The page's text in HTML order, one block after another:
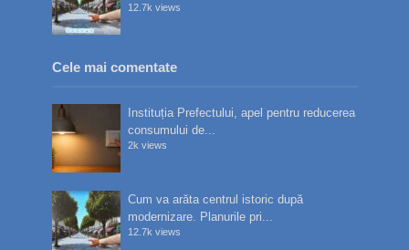
12.7k views
Cele mai comentate
Instituția Prefectului, apel pentru reducerea
consumului de...
2k views
Cum va arăta centrul istoric după
modernizare. Planurile pri...
12.7k views